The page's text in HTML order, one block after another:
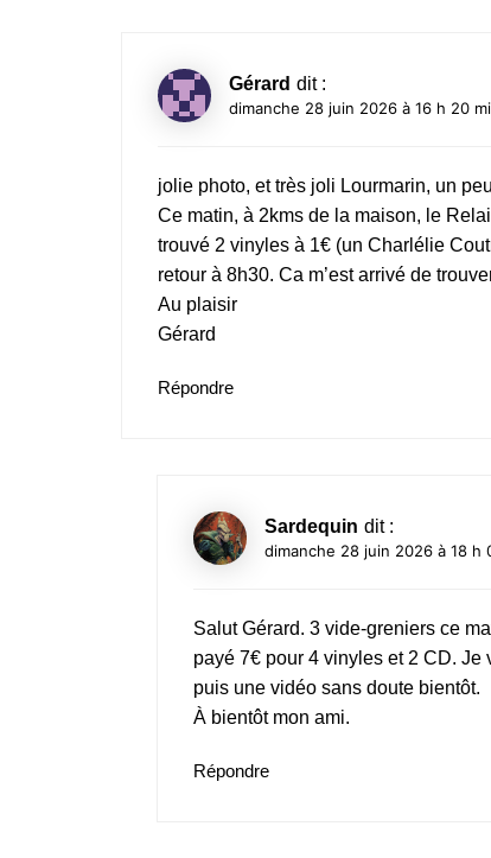
Gérard dit :
dimanche 28 juin 2026 à 16 h 20
jolie photo, et très joli Lourmarin, un
Ce matin, à 2kms de la maison, le
trouvé 2 vinyles à 1€ (un Charlélie
retour à 8h30. Ca m’est arrivé de
Au plaisir
Gérard
Répondre
Sardequin dit :
dimanche 28 juin 2026 à 18 h
Salut Gérard. 3 vide-greniers ce
payé 7€ pour 4 vinyles et 2 CD.
puis une vidéo sans doute bientôt.
À bientôt mon ami.
Répondre